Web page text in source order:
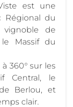
est une
Régional du
vignoble de
Massif du
360° sur les
Central, le
Berlou, et
clair.